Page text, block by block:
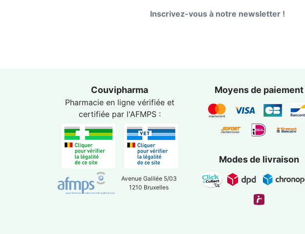
Inscrivez-vous à notre newsletter !
Couvipharma
Pharmacie en ligne vérifiée et
certifiée par l'AFMPS:
Avenue Galilée 5/03
1210 Bruxelles
Moyens de paiement
Modes de livraison